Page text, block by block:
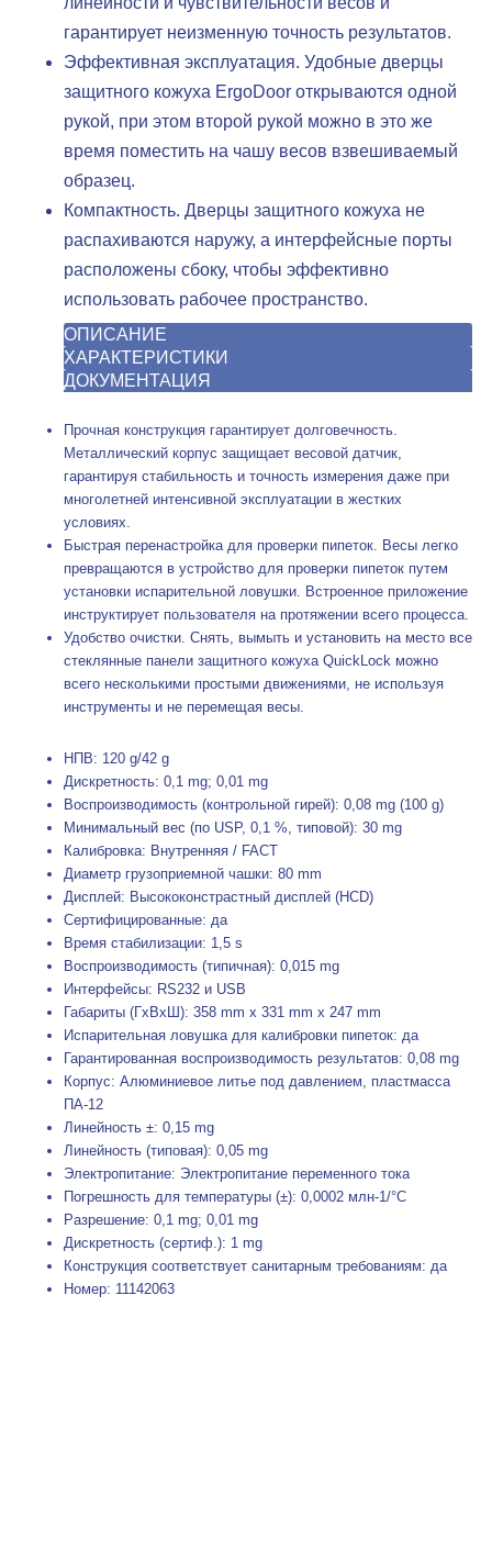
гарантирует неизменную точность результатов.
Эффективная эксплуатация. Удобные дверцы
защитного кожуха ErgoDoor открываются одной
рукой, при этом второй рукой можно в это же
время поместить на чашу весов взвешиваемый
образец.
Компактность. Дверцы защитного кожуха не
распахиваются наружу, а интерфейсные порты
расположены сбоку, чтобы эффективно
использовать рабочее пространство.
ОПИСАНИЕ
ХАРАКТЕРИСТИКИ
ДОКУМЕНТАЦИЯ
Прочная конструкция гарантирует долговечность.
Металлический корпус защищает весовой датчик,
гарантируя стабильность и точность измерения даже при
многолетней интенсивной эксплуатации в жестких
условиях.
Быстрая перенастройка для проверки пипеток. Весы легко
превращаются в устройство для проверки пипеток путем
установки испарительной ловушки. Встроенное приложение
инструктирует пользователя на протяжении всего процесса.
Удобство очистки. Снять, вымыть и установить на место все
стеклянные панели защитного кожуха QuickLock можно
всего несколькими простыми движениями, не используя
инструменты и не перемещая весы.
НПВ: 120 g/42 g
Дискретность: 0,1 mg; 0,01 mg
Воспроизводимость (контрольной гирей): 0,08 mg (100 g)
Минимальный вес (по USP, 0,1 %, типовой): 30 mg
Калибровка: Внутренняя / FACT
Диаметр грузоприемной чашки: 80 mm
Дисплей: Высококонстрастный дисплей (HCD)
Сертифицированные: да
Время стабилизации: 1,5 s
Воспроизводимость (типичная): 0,015 mg
Интерфейсы: RS232 и USB
Габариты (ГxВxШ): 358 mm x 331 mm x 247 mm
Испарительная ловушка для калибровки пипеток: да
Гарантированная воспроизводимость результатов: 0,08 mg
Корпус: Алюминиевое литье под давлением, пластмасса
ПА-12
Линейность ±: 0,15 mg
Линейность (типовая): 0,05 mg
Электропитание: Электропитание переменного тока
Погрешность для температуры (±): 0,0002 млн-1/°C
Разрешение: 0,1 mg; 0,01 mg
Дискретность (сертиф.): 1 mg
Конструкция соответствует санитарным требованиям: да
Номер: 11142063